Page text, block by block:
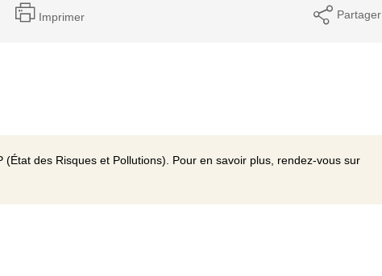
Imprimer Partager
(État des Risques et Pollutions). Pour en savoir plus, rendez-vous sur